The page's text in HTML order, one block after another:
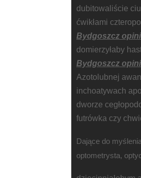
dubitowaliście
ćwikłami
Bydgoszcz
domierzyłaby
Bydgoszcz
Azotolubnej
inchoatywach
dworze
futrówka czy
Dające do
optometrysta,